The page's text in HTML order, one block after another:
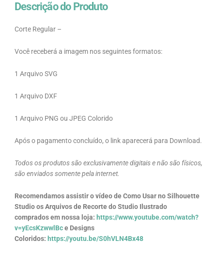
Descrição do Produto
Corte Regular –
Você receberá a imagem nos seguintes formatos:
1 Arquivo SVG
1 Arquivo DXF
1 Arquivo PNG ou JPEG Colorido
Após o pagamento concluído, o link aparecerá para Download.
Todos os produtos são exclusivamente digitais e não são físicos,
são enviados somente pela internet.
Recomendamos assistir o vídeo de Como Usar no Silhouette
Studio os Arquivos de Recorte do Studio Ilustrado
comprados em nossa loja: https://www.youtube.com/watch?
v=yEcsKzwwlBce Designs
Coloridos: https://youtu.be/S0hVLN4Bx48